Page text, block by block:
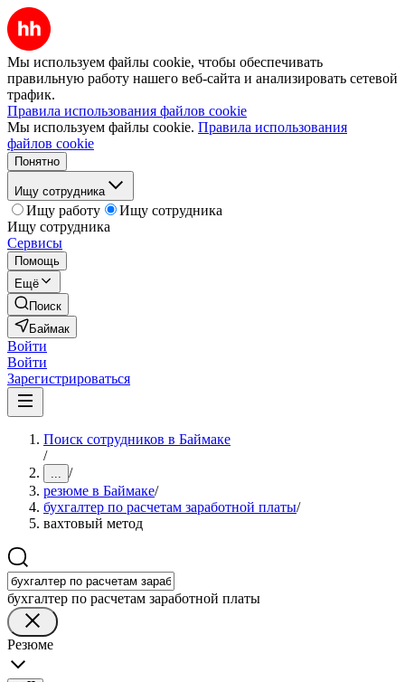
Мы используем файлы cookie, чтобы обеспечивать
правильную работу нашего веб-сайта и анализировать сетевой
трафик.
Правила использования файлов cookie
Мы используем файлы cookie. Правила использования
файлов cookie
Понятно
Ищу сотрудника
Ищу работу
Ищу сотрудника
Ищу сотрудника
Сервисы
Помощь
Ещё
Поиск
Баймак
Войти
Войти
Зарегистрироваться
Поиск сотрудников в Баймаке
/
... /
резюме в Баймаке/
бухгалтер по расчетам заработной платы/
вахтовый метод
бухгалтер по расчетам заработной платы
Резюме